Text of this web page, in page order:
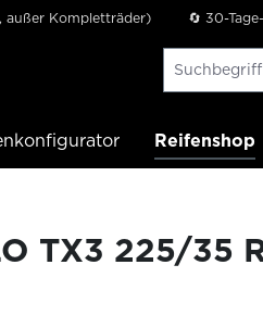
außer Kompletträder) 🔄 30-
Reifenshop
TX3 225/35